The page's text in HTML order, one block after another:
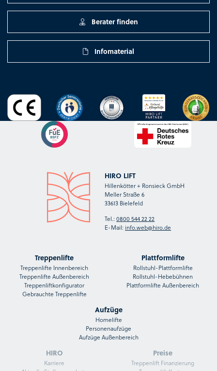
Berater finden
Infomaterial
HIRO LIFT
Hillenkötter + Ronsieck GmbH
Meller Straße 6
33613 Bielefeld
Tel.:0800 544 22 22
E-Mail: info.web@hiro.de
Treppenlifte
Treppenlifte Innenbereich
Treppenlifte Außenbereich
Treppenliftkonfigurator
Gebrauchte Treppenlifte
Plattformlifte
Rollstuhl-Plattformlifte
Rollstuhl-Hebebühnen
Plattformlifte Außenbereich
Aufzüge
Homelifte
Personenaufzüge
Aufzüge Außenbereich
HIRO
Karriere
Preise
Treppenlift Finanzierung